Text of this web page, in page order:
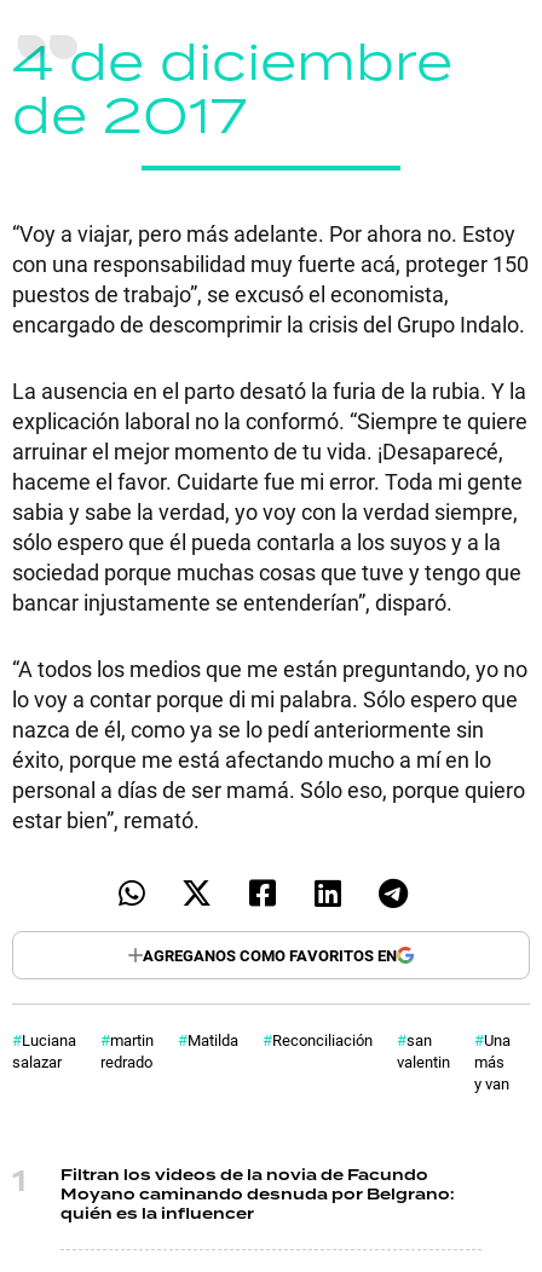
4 de diciembre
de 2017
“Voy a viajar, pero más adelante. Por ahora no. Estoy
con una responsabilidad muy fuerte acá, proteger 150
puestos de trabajo”, se excusó el economista,
encargado de descomprimir la crisis del Grupo Indalo.
La ausencia en el parto desató la furia de la rubia. Y la
explicación laboral no la conformó. “Siempre te quiere
arruinar el mejor momento de tu vida. ¡Desaparecé,
haceme el favor. Cuidarte fue mi error. Toda mi gente
sabia y sabe la verdad, yo voy con la verdad siempre,
sólo espero que él pueda contarla a los suyos y a la
sociedad porque muchas cosas que tuve y tengo que
bancar injustamente se entenderían”, disparó.
“A todos los medios que me están preguntando, yo no
lo voy a contar porque di mi palabra. Sólo espero que
nazca de él, como ya se lo pedí anteriormente sin
éxito, porque me está afectando mucho a mí en lo
personal a días de ser mamá. Sólo eso, porque quiero
estar bien”, remató.
AGREGANOS COMO FAVORITOS EN
Luciana
salazar
martin
redrado
Matilda Reconciliación
san
valentin
Una
más
y van
Filtran los videos de la novia de Facundo
Moyano caminando desnuda por Belgrano:
quién es la influencer